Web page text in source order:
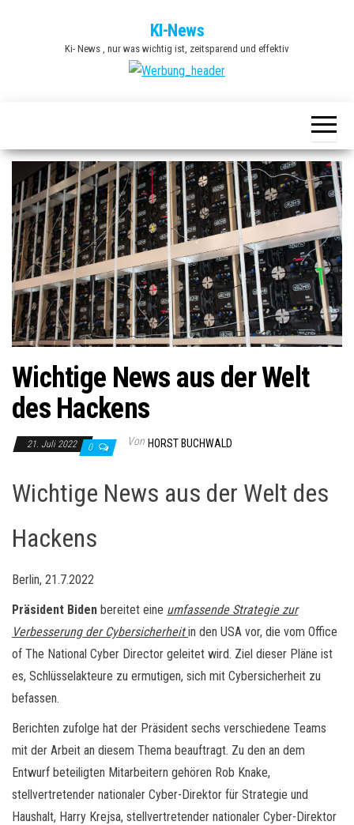
KI-News
Ki- News , nur was wichtig ist, zeitsparend und effektiv
Wichtige News aus der Welt
des Hackens
21. Juli 2022 0 Von HORST BUCHWALD
Wichtige News aus der Welt des
Hackens
Berlin, 21.7.2022
Präsident Biden bereitet eine umfassende Strategie zur
Verbesserung der Cybersicherheitin den USA vor, die vom Office
of The National Cyber Director geleitet wird. Ziel dieser Pläne ist
es, Schlüsselakteure zu ermutigen, sich mit Cybersicherheit zu
befassen.
Berichten zufolge hat der Präsident sechs verschiedene Teams
mit der Arbeit an diesem Thema beauftragt. Zu den an dem
Entwurf beteiligten Mitarbeitern gehören Rob Knake,
stellvertretender nationaler Cyber-Direktor für Strategie und
Haushalt, Harry Krejsa, stellvertretender nationaler Cyber-Direktor